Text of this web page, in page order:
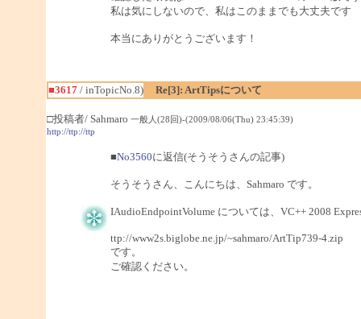
私は気にしないので、私はこのままでも大丈夫です
本当にありがとうございます！
■3617/ inTopicNo.8) Re[3]: ArtTipsについて
□投稿者/ Sahmaro 一般人(28回)-(2009/08/06(Thu) 23:45:39)
http://ttp://ttp
■No3560に返信(そうそうさんの記事)
そうそうさん、こんにちは、Sahmaro です。
IAudioEndpointVolume については、VC++ 2008
ttp://www2s.biglobe.ne.jp/~sahmaro/ArtTip739-4.zip
です。
ご確認ください。